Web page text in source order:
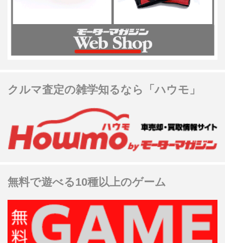
クルマ査定の雑学知るなら「ハウモ」
無料で遊べる10種以上のゲーム